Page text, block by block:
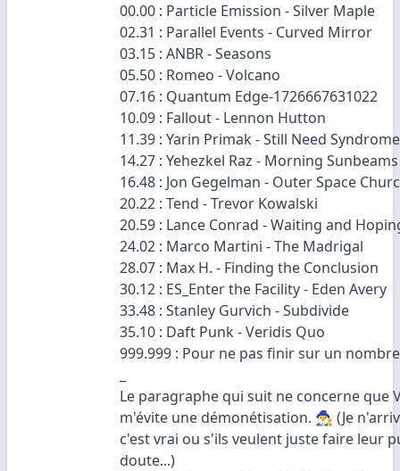
00.00 : Particle Emission - Silver Maple
02.31 : Parallel Events - Curved Mirror
03.15 : ANBR - Seasons
05.50 : Romeo - Volcano
07.16 : Quantum Edge-1726667631022
10.09 : Fallout - Lennon Hutton
11.39 : Yarin Primak - Still Need Syndrome
14.27 : Yehezkel Raz - Morning Sunbeams
16.48 : Jon Gegelman - Outer Space
20.22 : Tend - Trevor Kowalski
20.59 : Lance Conrad - Waiting and
24.02 : Marco Martini - The Madrigal
28.07 : Max H. - Finding the Conclusion
30.12 : ES_Enter the Facility - Eden Avery
33.48 : Stanley Gurvich - Subdivide
35.10 : Daft Punk - Veridis Quo
999.999 : Pour ne pas finir sur un
Le paragraphe qui suit ne concerne que
m'évite une démonétisation. 🧙‍♂️ (Je
c'est vrai ou s'ils veulent juste faire leur
doute...)